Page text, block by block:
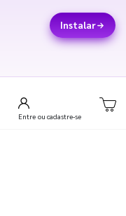
Instalar
Entre ou cadastre-se